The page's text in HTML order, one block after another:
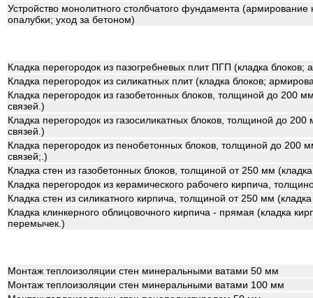
Устройство монолитного столбчатого фундамента
опалубки; уход за бетоном)
Кладка перегородок из пазогребневых плит ПГП (кладка блоков;
Кладка перегородок из силикатных плит (кладка блоков;
Кладка перегородок из газобетонных блоков, толщиной до 200
связей.)
Кладка перегородок из газосиликатных блоков, толщиной до
связей.)
Кладка перегородок из пенобетонных блоков, толщиной до 200
связей;.)
Кладка стен из газобетонных блоков, толщиной от 250 мм
Кладка перегородок из керамического рабочего кирпича,
Кладка стен из силикатного кирпича, толщиной от 250 мм
Кладка клинкерного облицовочного кирпича - прямая (кладка
перемычек.)
Монтаж теплоизоляции стен минеральными ватами 50 мм
Монтаж теплоизоляции стен минеральными ватами 100 мм